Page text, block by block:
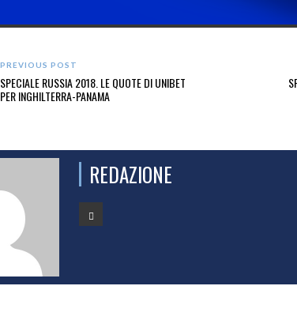
SPECIALE RUSSIA 2018. LE QUOTE DI UNIBET
PER INGHILTERRA-PANAMA
REDAZIONE